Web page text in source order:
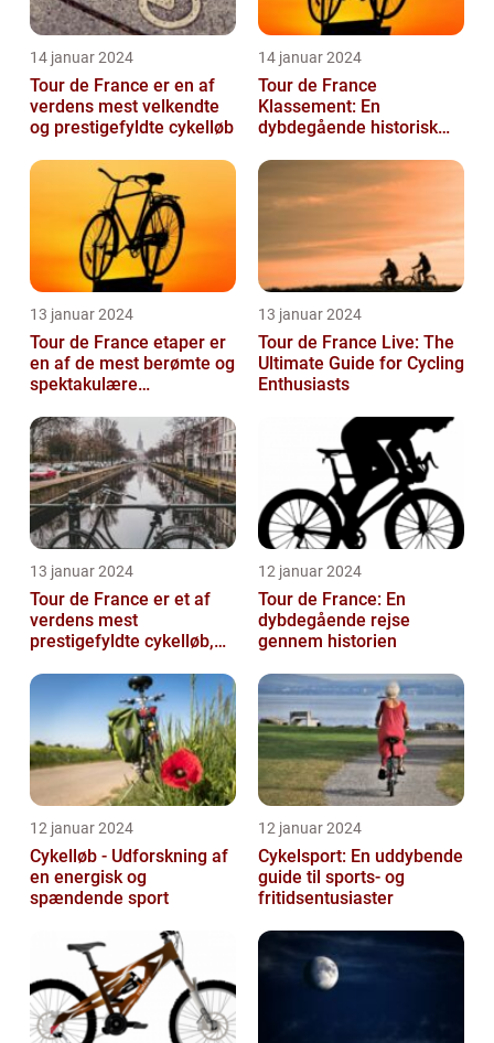
14 januar 2024
Tour de France er en af
verdens mest velkendte
og prestigefyldte cykelløb
14 januar 2024
Tour de France
Klassement: En
dybdegående historisk
13 januar 2024
Tour de France etaper er
en af de mest berømte og
spektakulære
professionel c...
13 januar 2024
Tour de France Live: The
Ultimate Guide for Cycling
Enthusiasts
13 januar 2024
Tour de France er et af
verdens mest
prestigefyldte cykelløb,
opmærksomhed fra
sports...
12 januar 2024
Tour de France: En
dybdegående rejse
gennem historien
12 januar 2024
Cykelløb - Udforskning af
en energisk og
spændende sport
12 januar 2024
Cykelsport: En uddybende
guide til sports- og
fritidsentusiaster